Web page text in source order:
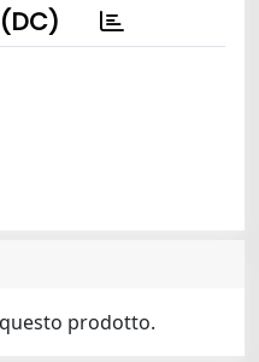
prodotto.